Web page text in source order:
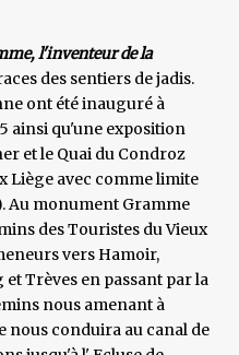
l'inventeur de la
des sentiers de jadis.
ont été inauguré à
ainsi qu'une exposition
et le Quai du Condroz
Liège avec comme limite
Au monument Gramme
des Touristes du Vieux
vers Hamoir,
Trèves en passant par la
nous amenant à
nous conduira au canal de